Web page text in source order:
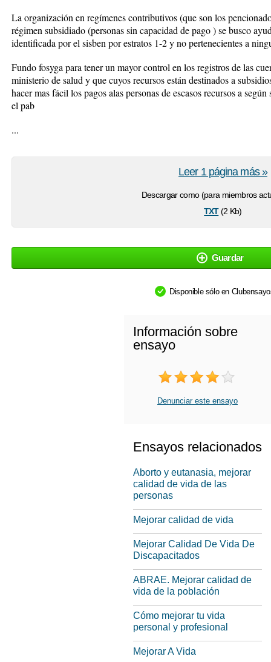
La organización en regímenes contributivos (que son los
régimen subsidiado (personas sin capacidad de pago ) se busco
identificada por el sisben por estratos 1-2 y no pertenecientes a
Fundo fosyga para tener un mayor control en los registros de las
ministerio de salud y que cuyos recursos están destinados a
hacer mas fácil los pagos alas personas de escasos recursos a
el pab
...
Descargar como (para miembros
txt(2 Kb)
Leer 1 página más »
Guardar
Disponible sólo en
Información sobre
ensayo
Denunciar este ensayo
Ensayos relacionados
Aborto y eutanasia, mejorar
calidad de vida de las
personas
Mejorar calidad de vida
Mejorar Calidad De Vida De
Discapacitados
ABRAE. Mejorar calidad de
vida de la población
Cómo mejorar tu vida
personal y profesional
Mejorar A Vida